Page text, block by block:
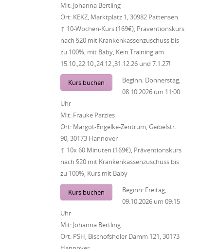
Mit: Johanna Bertling
Ort: KEKZ, Marktplatz 1, 30982 Pattensen
↑ 10-Wochen-Kurs (169€), Präventionskurs
nach §20 mit Krankenkassenzuschuss bis
zu 100%, mit Baby, Kein Training am
15.10.,22.10.,24.12.,31.12.26 und 7.1.27!
Kurs buchen Beginn: Donnerstag,
08.10.2026 um 11:00
Uhr
Mit: Frauke Parzies
Ort: Margot-Engelke-Zentrum, Geibelstr.
90, 30173 Hannover
↑ 10x 60 Minuten (169€), Präventionskurs
nach §20 mit Krankenkassenzuschuss bis
zu 100%, Kurs mit Baby
Kurs buchen Beginn: Freitag,
09.10.2026 um 09:15
Uhr
Mit: Johanna Bertling
Ort: PSH, Bischofsholer Damm 121, 30173